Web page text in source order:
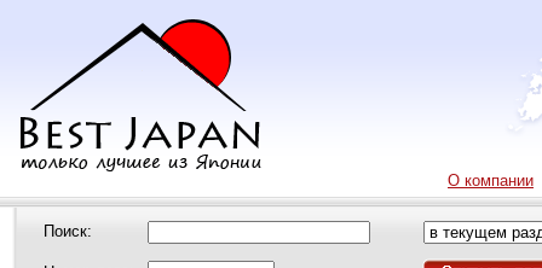
О компании
Поиск: